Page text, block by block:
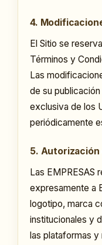
4.
El Sitio se
Términos y
Las
de su
exclusiva de los
periódicamente
5. Autorización
Las EMPRESAS
expresamente a
logotipo, marca
institucionales y
las plataformas